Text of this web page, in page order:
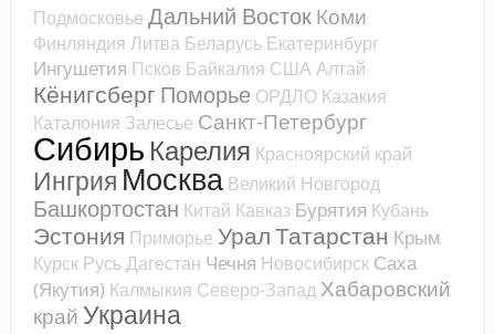
Подмосковье Дальний Восток Коми
Финляндия Литва Беларусь Екатеринбург
Ингушетия Псков Байкалия США Алтай
Кёнигсберг Поморье ОРДЛО Казакия
Каталония Залесье Санкт-Петербург
Сибирь Карелия Красноярский край
Ингрия Москва Великий Новгород
Башкортостан Китай Кавказ Бурятия Кубань
Эстония Приморье УралТатарстан Крым
Курск РусьДагестан Чечня Новосибирск Саха
(Якутия) Калмыкия Северо-Запад Хабаровский
край Украина